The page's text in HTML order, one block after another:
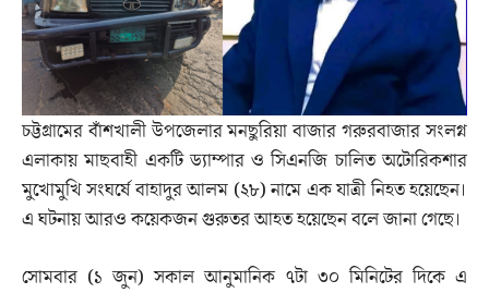
চট্টগ্রামের বাঁশখালী উপজেলার মনছুরিয়া বাজার গরুরবাজার সংলগ্ন
এলাকায় মাছবাহী একটি ড্যাম্পার ও সিএনজি চালিত অটোরিকশার
মুখোমুখি সংঘর্ষে বাহাদুর আলম (২৮) নামে এক যাত্রী নিহত হয়েছেন।
এ ঘটনায় আরও কয়েকজন গুরুতর আহত হয়েছেন বলে জানা গেছে।
সোমবার (১ জুন) সকাল আনুমানিক ৭টা ৩০ মিনিটের দিকে এ